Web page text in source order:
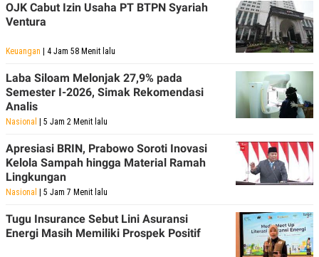
OJK Cabut Izin Usaha PT BTPN Syariah
Ventura
Keuangan | 4 Jam 58 Menit lalu
Laba Siloam Melonjak 27,9% pada
Semester I-2026, Simak Rekomendasi
Analis
Nasional | 5 Jam 2 Menit lalu
Apresiasi BRIN, Prabowo Soroti Inovasi
Kelola Sampah hingga Material Ramah
Lingkungan
Nasional | 5 Jam 7 Menit lalu
Tugu Insurance Sebut Lini Asuransi
Energi Masih Memiliki Prospek Positif